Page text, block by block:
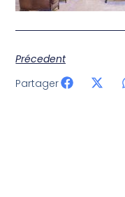
Précedent
Partager